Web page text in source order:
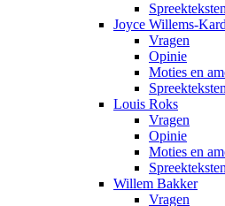
Spreekteksten
Joyce Willems-
Vragen
Opinie
Moties en
Spreekteksten
Louis Roks
Vragen
Opinie
Moties en
Spreekteksten
Willem Bakker
Vragen